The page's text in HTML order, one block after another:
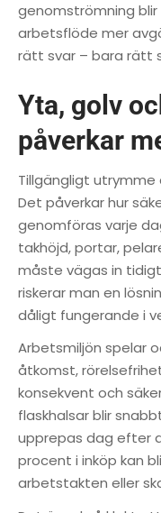
genomströmning
arbetsflöde mer
rätt svar – bara rätt
Yta, golv
påverkar
Tillgängligt utrymme
Det påverkar hur
genomföras varje
takhöjd, portar,
måste vägas in
riskerar man en
dåligt fungerande i
Arbetsmiljön spelar
åtkomst,
konsekvent och
flaskhalsar blir
upprepas dag efter
procent i inköp kan
arbetstakten eller